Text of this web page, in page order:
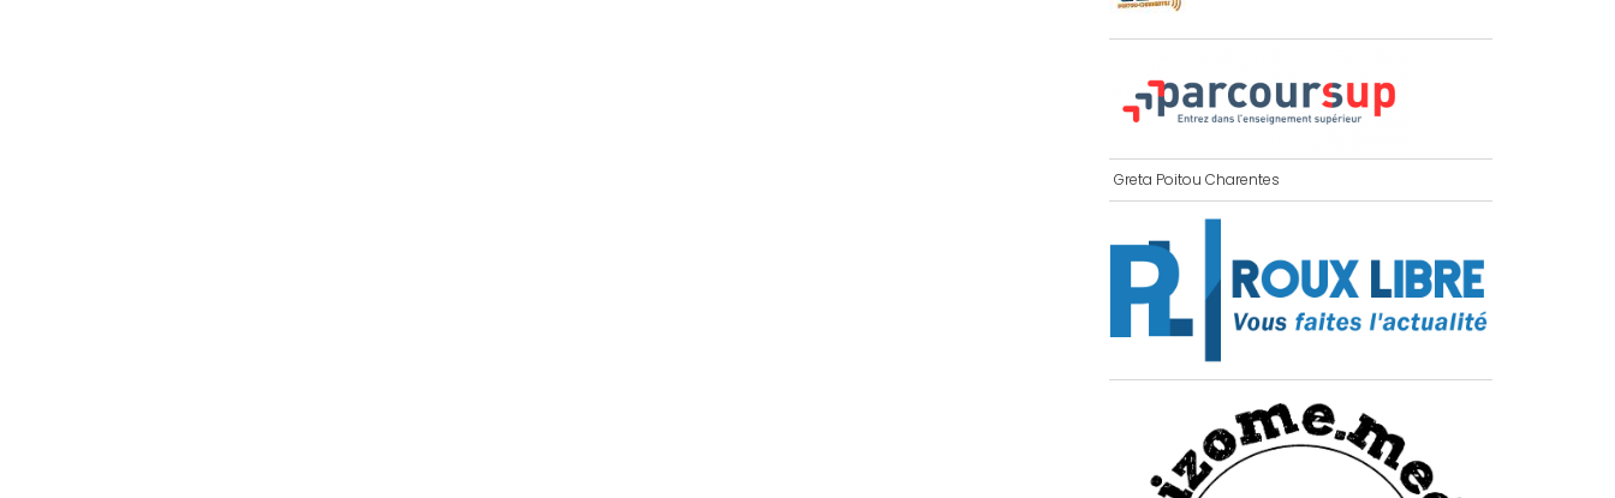
Greta Poitou Charentes